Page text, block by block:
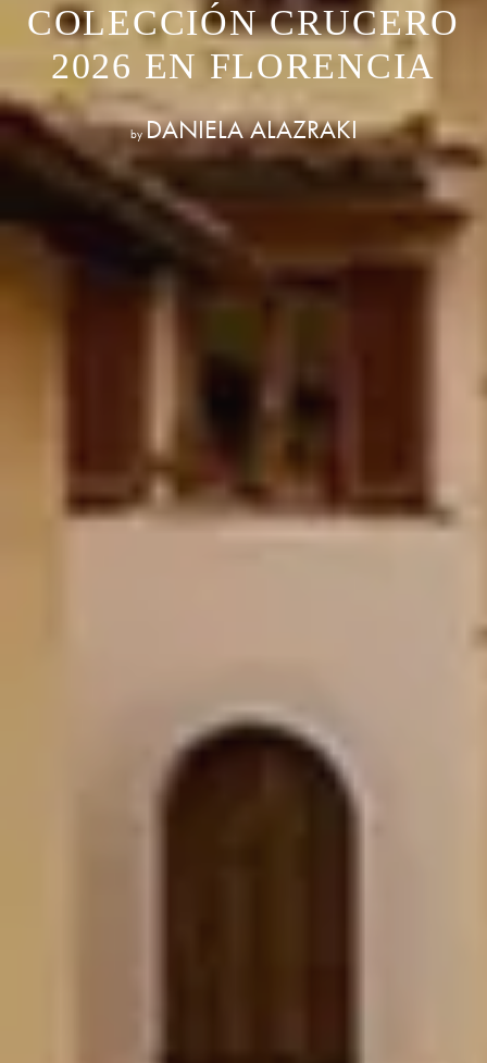
COLECCIÓN CRUCERO
2026 EN FLORENCIA
by DANIELA ALAZRAKI